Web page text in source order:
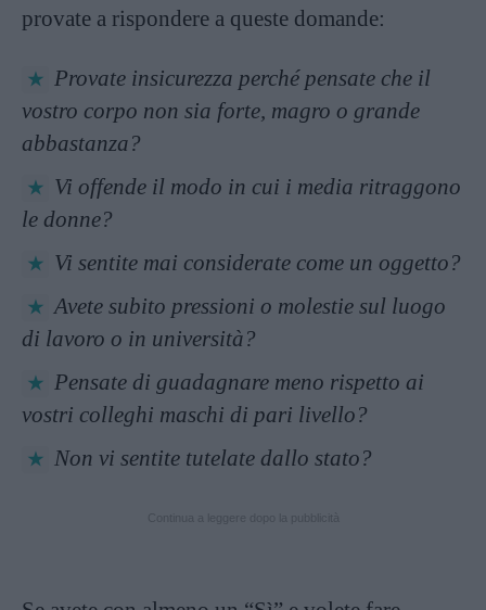
provate a rispondere a queste domande:
Provate insicurezza perché pensate che il
vostro corpo non sia forte, magro o grande
abbastanza?
Vi offende il modo in cui i media ritraggono
le donne?
Vi sentite mai considerate come un oggetto?
Avete subito pressioni o molestie sul luogo
di lavoro o in università?
Pensate di guadagnare meno rispetto ai
vostri colleghi maschi di pari livello?
Non vi sentite tutelate dallo stato?